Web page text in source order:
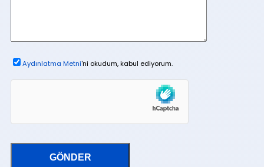
Aydınlatma Metni'ni okudum, kabul ediyorum.